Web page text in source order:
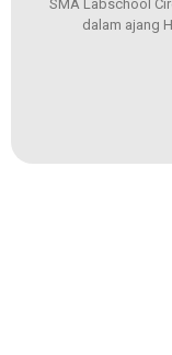
SMA Labschool
dalam ajang